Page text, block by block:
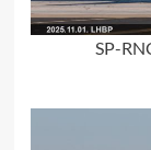
SP-